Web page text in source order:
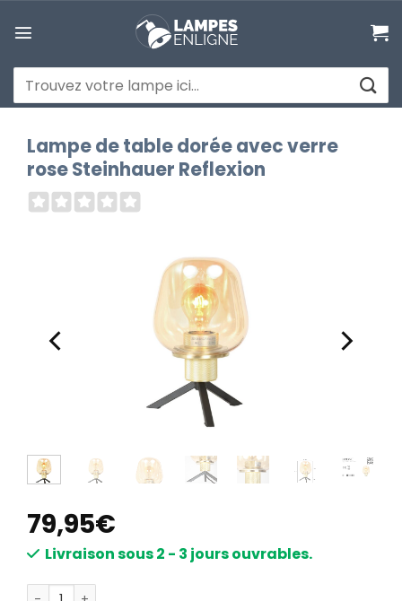
au
Recherche
pour :
Lampe de table dorée avec verre
rose Steinhauer Reflexion
79,95€
Livraison sous 2 - 3 jours ouvrables.
quantité de Lampe de table dorée avec verre rose